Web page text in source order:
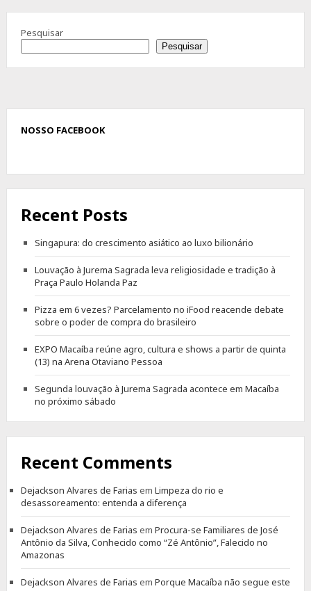
Pesquisar
Pesquisar
NOSSO FACEBOOK
Recent Posts
Singapura: do crescimento asiático ao luxo bilionário
Louvação à Jurema Sagrada leva religiosidade e tradição à
Praça Paulo Holanda Paz
Pizza em 6 vezes? Parcelamento no iFood reacende debate
sobre o poder de compra do brasileiro
EXPO Macaíba reúne agro, cultura e shows a partir de quinta
(13) na Arena Otaviano Pessoa
Segunda louvação à Jurema Sagrada acontece em Macaíba
no próximo sábado
Recent Comments
Dejackson Alvares de Farias em Limpeza do rio e
desassoreamento: entenda a diferença
Dejackson Alvares de Farias em Procura-se Familiares de José
Antônio da Silva, Conhecido como “Zé Antônio”, Falecido no
Amazonas
Dejackson Alvares de Farias em Porque Macaíba não segue este